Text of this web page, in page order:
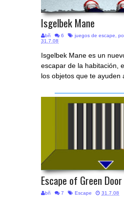
Isgelbek Mane
bñ 6 juegos de escape,
31.7.08
Isgelbek Mane es un
escapar de la habitación,
los objetos que te ayuden
Escape of Green Door
bñ 7 Escape 31.7.08